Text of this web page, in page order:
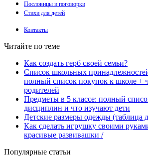
Пословицы и поговорки
Стихи для детей
Контакты
Читайте по теме
Как создать герб своей семьи?
Список школьных
полный список покупок к школе +
родителей
Предметы в 5 классе: полный
дисциплин и что изучают дети
Детские размеры одежды (таблица
Как сделать игрушку своими
красивые развивашки /
Популярные статьи